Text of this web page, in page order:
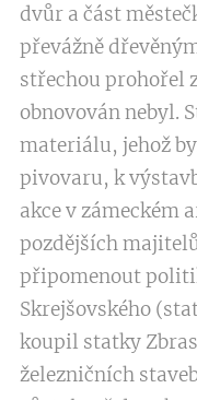
dvůr a část
převážně
střechou prohořel
obnovován nebyl.
materiálu, jehož
pivovaru, k
akce v zámeckém
pozdějších
připomenout
Skrejšovského
koupil statky
železničních